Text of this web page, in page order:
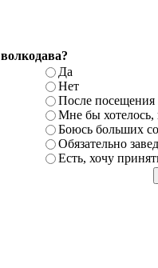
волкодава?
Да
Нет
После посещения
Мне бы хотелось,
Боюсь больших
Обязательно
Есть, хочу